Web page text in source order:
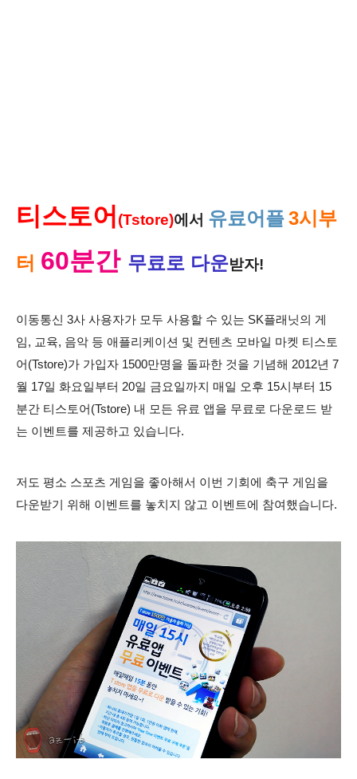
티스토어(Tstore)에서 유료어플3시부
터 60분간 무료로 다운받자!
이동통신 3사 사용자가 모두 사용할 수 있는 SK플래닛의 게
임, 교육, 음악 등 애플리케이션 및 컨텐츠 모바일 마켓 티스토
어(Tstore)가 가입자 1500만명을 돌파한 것을 기념해 2012년 7
월 17일 화요일부터 20일 금요일까지 매일 오후 15시부터 15
분간 티스토어(Tstore) 내 모든 유료 앱을 무료로 다운로드 받
는 이벤트를 제공하고 있습니다.
저도 평소 스포츠 게임을 좋아해서 이번 기회에 축구 게임을
다운받기 위해 이벤트를 놓치지 않고 이벤트에 참여했습니다.